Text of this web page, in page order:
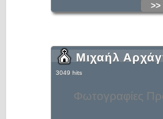
>>
Φωτογραφίες
Μιχαήλ
3049 hits